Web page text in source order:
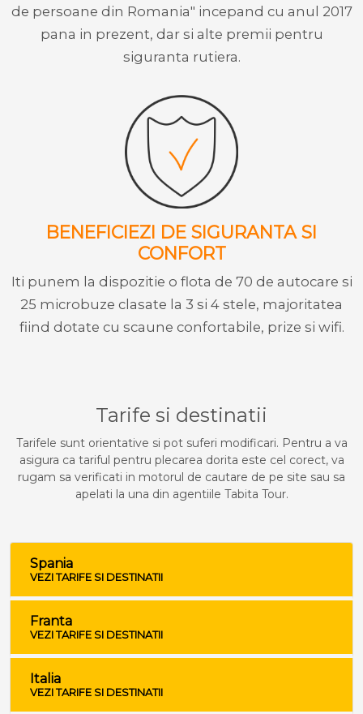
de persoane din Romania" incepand cu anul 2017
pana in prezent, dar si alte premii pentru
siguranta rutiera.
BENEFICIEZI DE SIGURANTA SI
CONFORT
Iti punem la dispozitie o flota de 70 de autocare si
25 microbuze clasate la 3 si 4 stele, majoritatea
fiind dotate cu scaune confortabile, prize si wifi.
Tarife si destinatii
Tarifele sunt orientative si pot suferi modificari. Pentru a va
asigura ca tariful pentru plecarea dorita este cel corect, va
rugam sa verificati in motorul de cautare de pe site sau sa
apelati la una din agentiile Tabita Tour.
Spania
VEZI TARIFE SI DESTINATII
Franta
VEZI TARIFE SI DESTINATII
Italia
VEZI TARIFE SI DESTINATII